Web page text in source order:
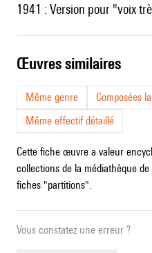
1941 : Version pour "voix
œuvres similaires
Même genre
Composées
Même effectif détaillé
Cette fiche œuvre a valeur
collections de la médiathèque
fiches "partitions".
Vous constatez une erreur ?